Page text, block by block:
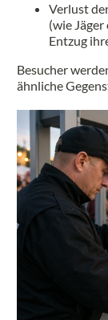
Verlust
(wie
Entzug
Besucher
ähnliche